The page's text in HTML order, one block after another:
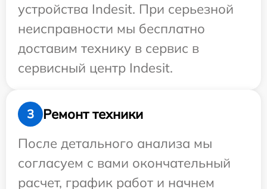
устройства Indesit. При серьезной
неисправности мы бесплатно
доставим технику в сервис в
сервисный центр Indesit.
3
Ремонт техники
После детального анализа мы
согласуем с вами окончательный
расчет, график работ и начнем